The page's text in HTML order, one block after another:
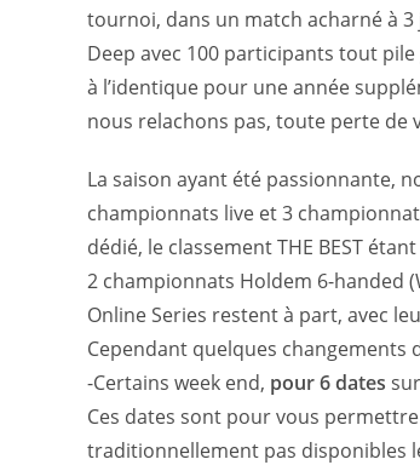
tournoi, dans un match acharné à
Deep avec 100 participants tout
à l’identique pour une année
nous relachons pas, toute perte de
La saison ayant été passionnante,
championnats live et 3
dédié, le classement THE BEST
2 championnats Holdem 6-handed
Online Series restent à part, avec
Cependant quelques changements
-Certains week end, pour 6 dates
Ces dates sont pour vous
traditionnellement pas disponibles